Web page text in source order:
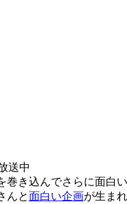
送中
巻き込んでさらに面白
んと面白い企画が生ま